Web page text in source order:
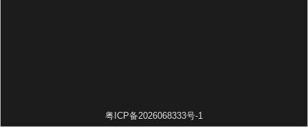
粤ICP备2026068333号-1